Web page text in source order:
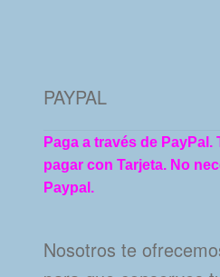
PAYPAL
Paga a través de PayPal.
pagar con Tarjeta. No
Paypal.
Nosotros te